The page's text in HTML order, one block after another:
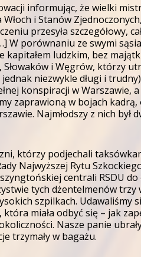
informując, że wielki
i Stanów
przesyła szczegółowy,
porównaniu ze swymi
kapitałem ludzkim, bez
i Węgrów, którzy
niezwykle długi i
konspiracji w Warszawie,
zaprawioną w bojach kadrą,
Najmłodszy z nich był
którzy podjechali
Najwyższej Rytu
centrali RSDU
tych dżentelmenów
szpilkach. Udawaliśmy
miała odbyć się – jak
Nasze panie
trzymały w bagażu.